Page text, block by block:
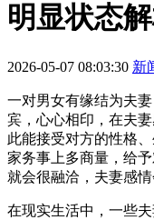
明显状态
2026-05-07 08:03:30 新
一对男女有缘结为夫
宾，心心相印，在夫
此能接受对方的性格
家务事上多商量，给
就会很融洽，夫妻感情
在现实生活中，一些